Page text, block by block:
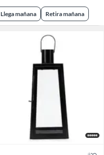
Llega mañana Retira mañana